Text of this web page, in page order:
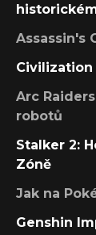
Assassin's
Civilization
Arc
robotů
Stalker 2:
Zóně
Jak na
Genshin